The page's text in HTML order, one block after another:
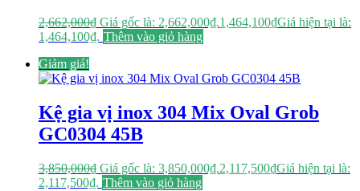
2,662,000₫ Giá gốc là: 2,662,000₫.1,464,100₫Giá hiện tại là:
1,464,100₫. Thêm vào giỏ hàng
Giảm giá!
Kệ gia vị inox 304 Mix Oval Grob
GC0304 45B
3,850,000₫ Giá gốc là: 3,850,000₫.2,117,500₫Giá hiện tại là:
2,117,500₫. Thêm vào giỏ hàng